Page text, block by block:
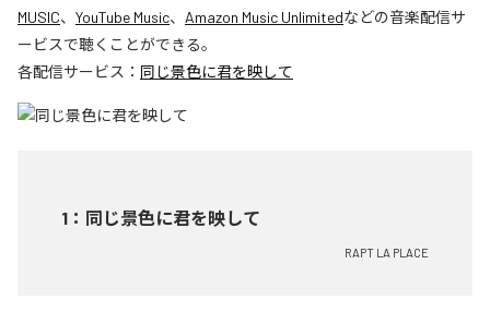
MUSIC、 YouTube Music、 Amazon Music Unlimitedなどの音楽配信サ
ービスで聴くことができる。
各配信サービス： 同じ景色に君を映して
1 ： 同じ景色に君を映して
RAPT LA PLACE